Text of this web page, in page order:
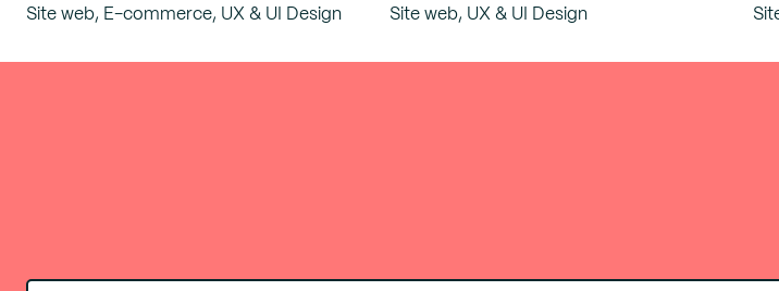
Site web, E-commerce, UX & UI Design Site web, UX & UI Design